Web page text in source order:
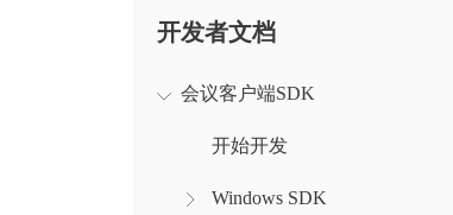
开发者文档
会议客户端SDK
开始开发
Windows SDK